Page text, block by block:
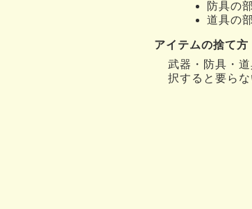
防具の
道具の
アイテムの捨て方
武器・防具・
択すると要ら